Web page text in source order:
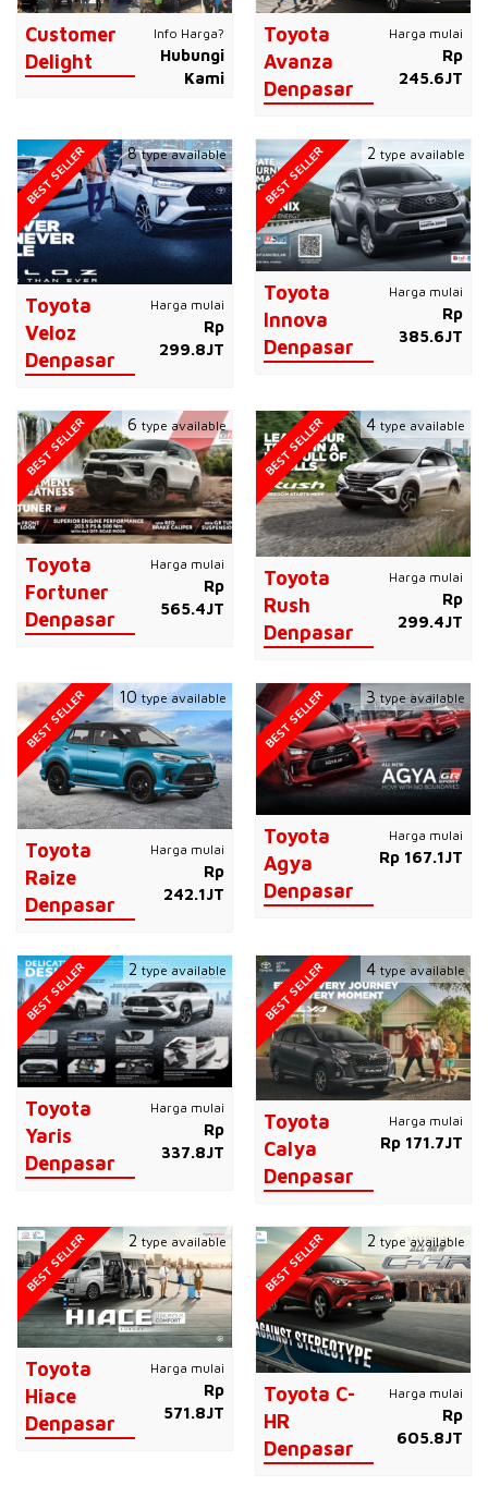
Customer
Delight
Info Harga?
Hubungi
Kami
Toyota
Avanza
Denpasar
Harga mulai
Rp
245.6JT
Toyota
Veloz
Denpasar
Harga mulai
Rp
299.8JT
BEST SELLER 8type available
Toyota
Innova
Denpasar
Harga mulai
Rp
385.6JT
BEST SELLER 2 type available
Toyota
Fortuner
Denpasar
Harga mulai
Rp
565.4JT
BEST SELLER 6 type available
Toyota
Rush
Denpasar
Harga mulai
Rp
299.4JT
BEST SELLER 4type available
Toyota
Raize
Denpasar
Harga mulai
Rp
242.1JT
BEST SELLER 10 type available
Toyota
Agya
Denpasar
Harga mulai
Rp 167.1JT
BEST SELLER 3type available
Toyota
Yaris
Denpasar
Harga mulai
Rp
337.8JT
BEST SELLER 2type available
Toyota
Calya
Denpasar
Harga mulai
Rp 171.7JT
BEST SELLER 4 type available
Toyota
Hiace
Denpasar
Harga mulai
Rp
571.8JT
BEST SELLER 2type available
Toyota C-
HR
Denpasar
Harga mulai
Rp
605.8JT
BEST SELLER 2 type available